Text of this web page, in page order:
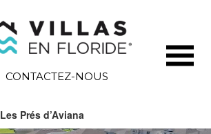
CONTACTEZ-NOUS
Les Prés d’Aviana